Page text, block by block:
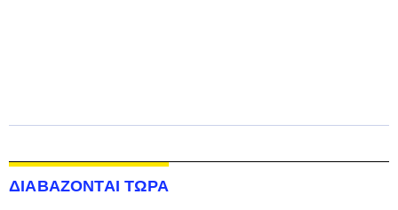
ΔΙΑΒΑΖΟΝΤΑΙ ΤΩΡΑ